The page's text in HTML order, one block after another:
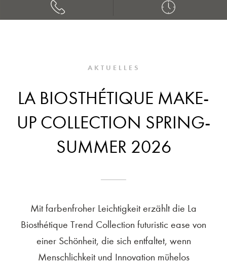
AKTUELLES
LA BIOSTHÉTIQUE MAKE-
UP COLLECTION SPRING-
SUMMER 2026
Mit farbenfroher Leichtigkeit erzählt die La
Biosthétique Trend Collection futuristic ease von
einer Schönheit, die sich entfaltet, wenn
Menschlichkeit und Innovation mühelos